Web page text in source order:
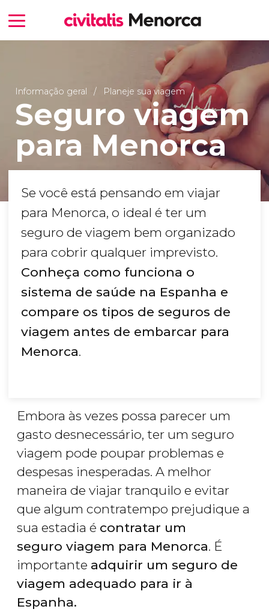
Informação geral Planeje sua viagem
Seguro viagem
para Menorca
Se você está pensando em viajar
para Menorca, o ideal é ter um
seguro de viagem bem organizado
para cobrir qualquer imprevisto.
Conheça como funciona o
sistema de saúde na Espanha e
compare os tipos de seguros de
viagem antes de embarcar para
Menorca.
Embora às vezes possa parecer um
gasto desnecessário, ter um seguro
viagem pode poupar problemas e
despesas inesperadas. A melhor
maneira de viajar tranquilo e evitar
que algum contratempo prejudique a
sua estadia é contratar um
seguro viagem para Menorca. É
importante adquirir um seguro de
viagem adequado para ir à
Espanha.